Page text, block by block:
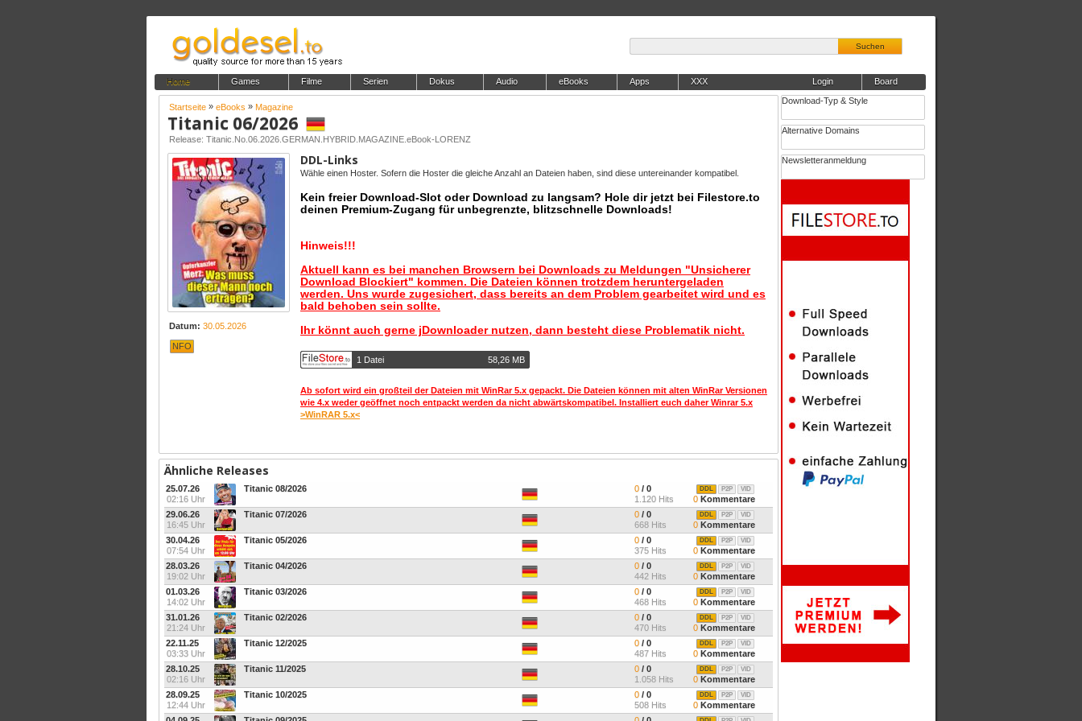
Suchen
Home Games Filme Serien Dokus Audio eBooks Apps XXX Board
Login
Download-Typ & Style
Alternative Domains
Newsletteranmeldung
Startseite » eBooks » Magazine
Titanic 06/2026
Release: Titanic.No.06.2026.GERMAN.HYBRID.MAGAZINE.eBook-LORENZ
Datum: 30.05.2026
NFO
DDL-Links
Wähle einen Hoster. Sofern die Hoster die gleiche Anzahl an Dateien haben, sind diese untereinander kompatibel.
Kein freier Download-Slot oder Download zu langsam? Hole dir jetzt bei Filestore.to
deinen Premium-Zugang für unbegrenzte, blitzschnelle Downloads!
Hinweis!!!
Aktuell kann es bei manchen Browsern bei Downloads zu Meldungen "Unsicherer
Download Blockiert" kommen. Die Dateien können trotzdem heruntergeladen
werden. Uns wurde zugesichert, dass bereits an dem Problem gearbeitet wird und es
bald behoben sein sollte.
Ihr könnt auch gerne jDownloader nutzen, dann besteht diese Problematik nicht.
1 Datei 58,26 MB
Ab sofort wird ein großteil der Dateien mit WinRar 5.x gepackt. Die Dateien können mit alten WinRar Versionen
wie 4.x weder geöffnet noch entpackt werden da nicht abwärtskompatibel. Installiert euch daher Winrar 5.x
>WinRAR 5.x<
Ähnliche Releases
25.07.26
02:16 Uhr
Titanic 08/2026 0 / 0
1.120 Hits
VID
P2P
DDL
0 Kommentare
29.06.26
16:45 Uhr
Titanic 07/2026 0 / 0
668 Hits
VID
P2P
DDL
0 Kommentare
30.04.26
07:54 Uhr
Titanic 05/2026 0 / 0
375 Hits
VID
P2P
DDL
0 Kommentare
28.03.26
19:02 Uhr
Titanic 04/2026 0 / 0
442 Hits
VID
P2P
DDL
0 Kommentare
01.03.26
14:02 Uhr
Titanic 03/2026 0 / 0
468 Hits
VID
P2P
DDL
0 Kommentare
31.01.26
21:24 Uhr
Titanic 02/2026 0 / 0
470 Hits
VID
P2P
DDL
0 Kommentare
22.11.25
03:33 Uhr
Titanic 12/2025 0 / 0
487 Hits
VID
P2P
DDL
0 Kommentare
28.10.25
02:16 Uhr
Titanic 11/2025 0 / 0
1.058 Hits
VID
P2P
DDL
0 Kommentare
28.09.25
12:44 Uhr
Titanic 10/2025 0 / 0
508 Hits
VID
P2P
DDL
0 Kommentare